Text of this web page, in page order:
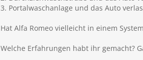
3. Portalwaschanlage und das Auto
Hat Alfa Romeo vielleicht in einem
Welche Erfahrungen habt ihr gemacht?